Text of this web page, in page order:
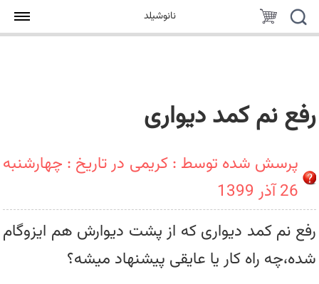
نانوشیلد
رفع نم کمد دیواری
پرسش شده توسط : کریمی در تاریخ : چهارشنبه
26 آذر 1399
رفع نم کمد دیواری که از پشت دیوارش هم ایزوگام
شده،چه راه کار یا عایقی پیشنهاد میشه؟
جستجو
سبد